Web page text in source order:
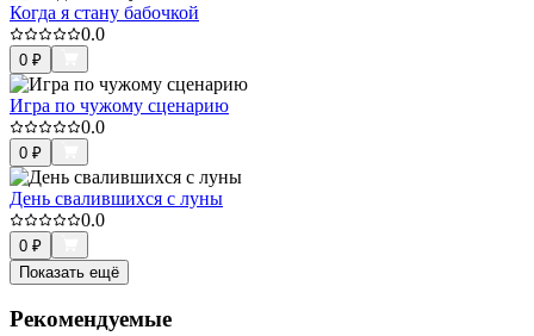
Когда я стану бабочкой
0.0
0 ₽
Игра по чужому сценарию
0.0
0 ₽
День свалившихся с луны
0.0
0 ₽
Показать ещё
Рекомендуемые